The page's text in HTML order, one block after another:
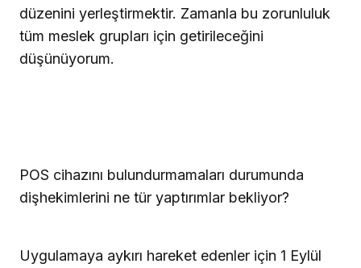
düzenini yerleştirmektir. Zamanla bu zorunluluk
tüm meslek grupları için getirileceğini
düşünüyorum.
POS cihazını bulundurmamaları durumunda
dişhekimlerini ne tür yaptırımlar bekliyor?
Uygulamaya aykırı hareket edenler için 1 Eylül